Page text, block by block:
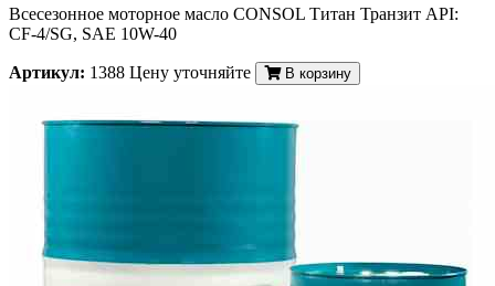
Всесезонное моторное масло CONSOL Титан Транзит API:
CF-4/SG, SAE 10W-40
Артикул: 1388 Цену уточняйте В корзину